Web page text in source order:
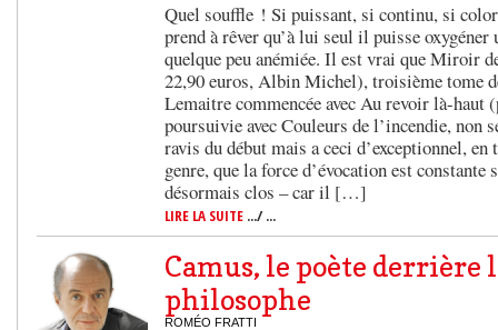
Quel souffle ! Si puissant, si continu, si
prend à rêver qu’à lui seul il puisse
quelque peu anémiée. Il est vrai que Miroir
22,90 euros, Albin Michel), troisième tome
Lemaitre commencée avec Au revoir là-haut
poursuivie avec Couleurs de l’incendie, non
ravis du début mais a ceci d’exceptionnel, en
genre, que la force d’évocation est
désormais clos – car il […]
LIRE LA SUITE .../ ...
Camus, le poète derrière
philosophe
ROMÉO FRATTI